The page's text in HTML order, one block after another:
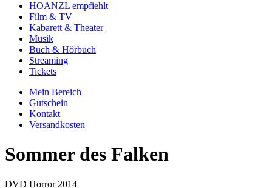
HOANZL empfiehlt
Film & TV
Kabarett & Theater
Musik
Buch & Hörbuch
Streaming
Tickets
Mein Bereich
Gutschein
Kontakt
Versandkosten
Sommer des Falken
DVD Horror 2014